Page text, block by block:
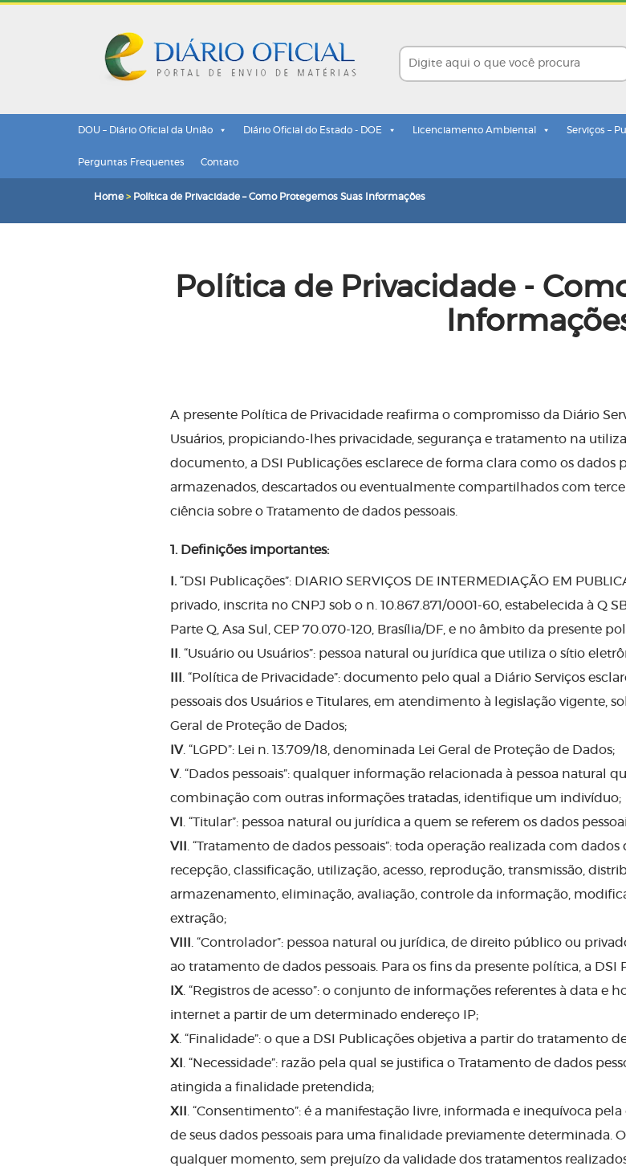
DOU – Diário Oficial da União Diário Oficial do Estado - DOE Licenciamento Ambiental Serviços –
Perguntas Frequentes Contato
Home > Política de Privacidade – Como Protegemos Suas Informações
Política de Privacidade -
A presente Política de Privacidade reafirma o compromisso da Diário
Usuários, propiciando-lhes privacidade, segurança e tratamento na
documento, a DSI Publicações esclarece de forma clara como os dados
armazenados, descartados ou eventualmente compartilhados com
ciência sobre o Tratamento de dados pessoais.
1. Definições importantes:
I. “DSI Publicações”: DIARIO SERVIÇOS DE INTERMEDIAÇÃO EM
privado, inscrita no CNPJ sob o n. 10.867.871/0001-60, estabelecida à Q
Parte Q, Asa Sul, CEP 70.070-120, Brasília/DF, e no âmbito da presente
. “Usuário ou Usuários”: pessoa natural ou jurídica que utiliza o sítio
. “Política de Privacidade”: documento pelo qual a Diário Serviços
pessoais dos Usuários e Titulares, em atendimento à legislação vigente,
Geral de Proteção de Dados;
IV . “LGPD”: Lei n. 13.709/18, denominada Lei Geral de Proteção de Dados;
V . “Dados pessoais”: qualquer informação relacionada à pessoa natural
combinação com outras informações tratadas, identifique um indivíduo;
VI
. “Titular”: pessoa natural ou jurídica a quem se referem os dados
VII
. “Tratamento de dados pessoais”: toda operação realizada com
recepção, classificação, utilização, acesso, reprodução, transmissão,
armazenamento, eliminação, avaliação, controle da informação,
extração;
VIII
. “Controlador”: pessoa natural ou jurídica, de direito público ou
ao tratamento de dados pessoais. Para os fins da presente política, a DSI
IX . “Registros de acesso”: o conjunto de informações referentes à data
internet a partir de um determinado endereço IP;
X . “Finalidade”: o que a DSI Publicações objetiva a partir do tratamento
XI
. “Necessidade”: razão pela qual se justifica o Tratamento de dados
atingida a finalidade pretendida;
XII
. “Consentimento”: é a manifestação livre, informada e inequívoca
de seus dados pessoais para uma finalidade previamente determinada.
qualquer momento, sem prejuízo da validade dos tratamentos